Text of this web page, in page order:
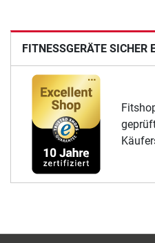
FITNESSGERÄTE SICHER